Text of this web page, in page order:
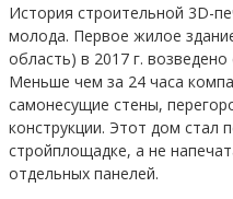
История строительной 3D-
молода. Первое жилое
область) в 2017 г.
Меньше чем за 24 часа
самонесущие стены,
конструкции. Этот дом стал
стройплощадке, а не
отдельных панелей.